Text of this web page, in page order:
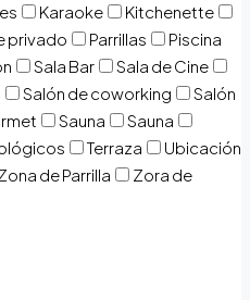
Karaoke
Kitchenette
privado Parrillas
Piscina
Sala Bar
Sala de Cine
Salón de coworking
Salón
Sauna
Sauna
Terraza
Ubicación
de Parrilla
Zora de